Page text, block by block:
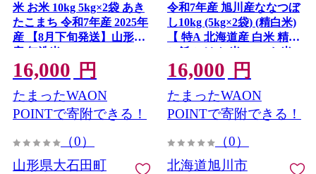
米 お米 10kg 5kg×2袋 あき
たこまち 令和7年産 2025年
産 【8月下旬発送】山形県
産 無洗米 ob-akxxa10-m8c
16,000 円
たまったWAON
POINTで寄附できる！
（0）
山形県大石田町
令和7年産 旭川産ななつぼ
し10kg (5kg×2袋) (精白米)
【 特A 北海道産 白米 精米
ご飯 ごはん 米 10kg お米
ななつぼし 旭川産 旭川市
ふるさと納税 北海道ふる
さと納税 特A ふるさと納
税 旭川市 北海道 】_05957
16,000 円
たまったWAON
POINTで寄附できる！
（0）
北海道旭川市